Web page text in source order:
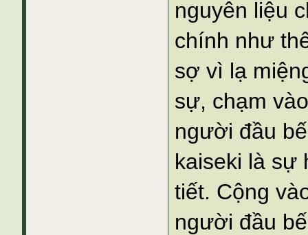
nguyên liệu
chính như
sợ vì lạ
sự, chạm
người đầu
kaiseki là sự
tiết. Cộng
người đầu